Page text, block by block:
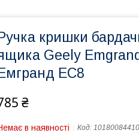
кришки
Geely
ЕС8
₴
в наявності Код: